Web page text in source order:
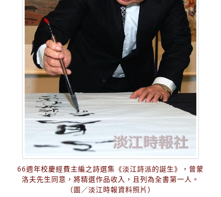
66週年校慶經費主編之詩選集《淡江詩派的誕生》，曾蒙
洛夫先生同意，將精選作品收入，且列為全書第一人。
（圖／淡江時報資料照片）